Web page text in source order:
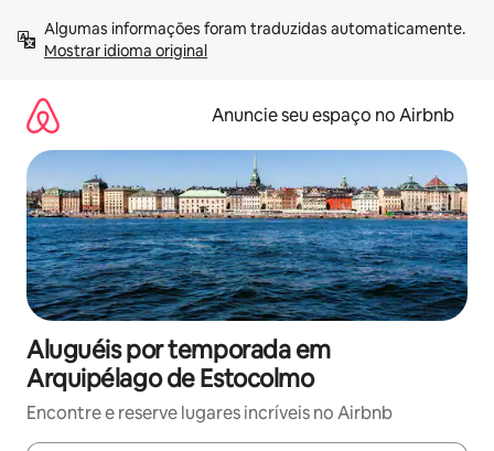
para
Mostrar idioma original
Anuncie seu espaço no Airbnb
Aluguéis por temporada em
Arquipélago de Estocolmo
Encontre e reserve lugares incríveis no Airbnb